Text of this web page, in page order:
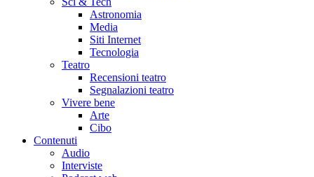
Astronomia
Media
Siti Internet
Tecnologia
Teatro
Recensioni teatro
Segnalazioni teatro
Vivere bene
Arte
Cibo
Contenuti
Audio
Interviste